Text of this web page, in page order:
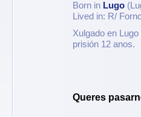
Born in Lugo
Lived in: R/
Xulgado en
prisión 12 anos.
Queres